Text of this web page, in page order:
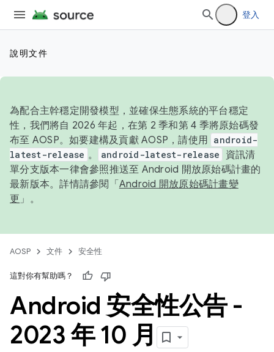
登入
說明文件
為配合主幹穩定開發模型，並確保生態系統的平台穩定
性，我們將自 2026 年起，在第 2 季和第 4 季將原始碼發
布至 AOSP。如要建構及貢獻 AOSP，請使用 android-
latest-release 。 android-latest-release
資訊清
單分支版本一律會參照推送至 Android 開放原始碼計畫的
最新版本。詳情請參閱「 Android 開放原始碼計畫變
更 」。
AOSP 文件 安全性
這對你有幫助嗎？
Android 安全性公告 -
2023 年 10 月